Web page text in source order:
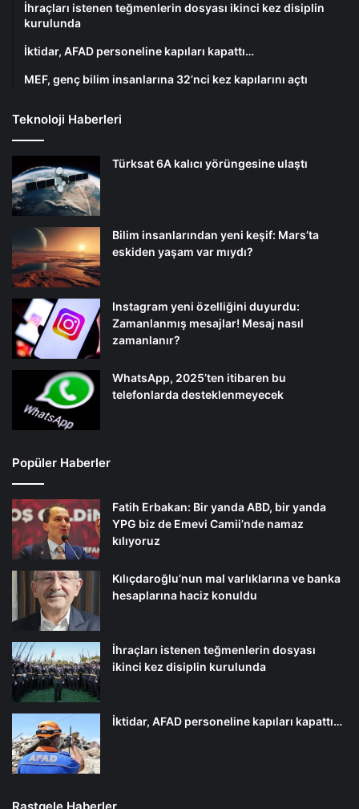
İhraçları istenen teğmenlerin dosyası ikinci kez disiplin
kurulunda
İktidar, AFAD personeline kapıları kapattı…
MEF, genç bilim insanlarına 32’nci kez kapılarını açtı
Teknoloji Haberleri
Türksat 6A kalıcı yörüngesine ulaştı
Bilim insanlarından yeni keşif: Mars’ta
eskiden yaşam var mıydı?
Instagram yeni özelliğini duyurdu:
Zamanlanmış mesajlar! Mesaj nasıl
zamanlanır?
WhatsApp, 2025’ten itibaren bu
telefonlarda desteklenmeyecek
Popüler Haberler
Fatih Erbakan: Bir yanda ABD, bir yanda
YPG biz de Emevi Camii’nde namaz
kılıyoruz
Kılıçdaroğlu’nun mal varlıklarına ve banka
hesaplarına haciz konuldu
İhraçları istenen teğmenlerin dosyası
ikinci kez disiplin kurulunda
İktidar, AFAD personeline kapıları kapattı…